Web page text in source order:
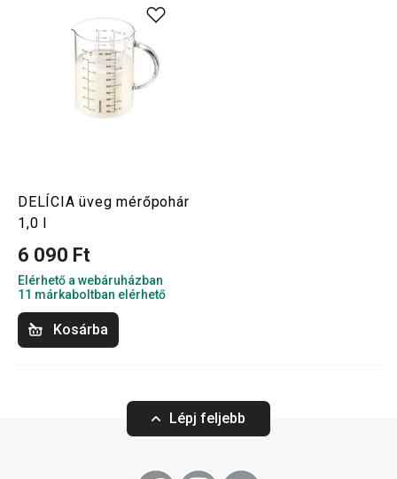
DELÍCIA üveg mérőpohár
1,0 l
6 090 Ft
Elérhető a webáruházban
11 márkaboltban elérhető
Kosárba
Lépj feljebb